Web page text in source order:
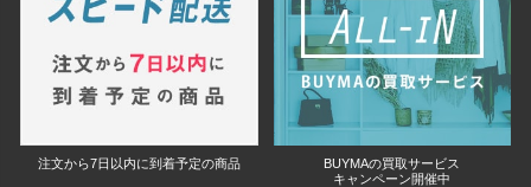
注文から7日以内に到着予定の商品
BUYMAの買取サービス
キャンペーン開催中